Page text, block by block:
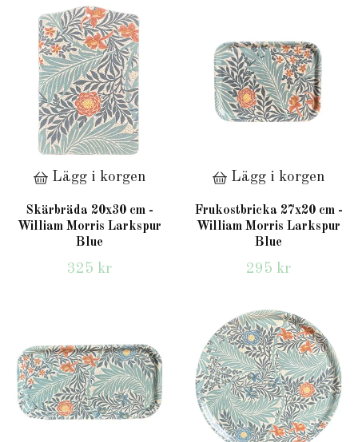
Lägg i korgen
Skärbräda 20x30 cm -
William Morris Larkspur
Blue
325 kr
Lägg i korgen
Frukostbricka 27x20 cm -
William Morris Larkspur
Blue
295 kr